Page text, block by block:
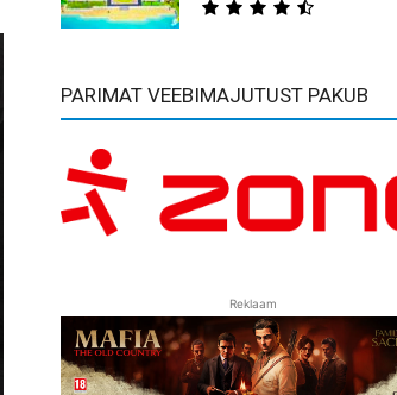
PARIMAT VEEBIMAJUTUST PAKUB
Reklaam